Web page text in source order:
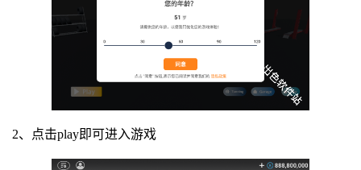
2、点击play即可进入游戏